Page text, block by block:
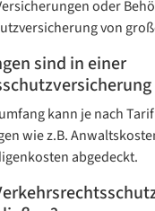
oder
von
sind in einer
kann je nach
wie z.B.
abgedeckt.